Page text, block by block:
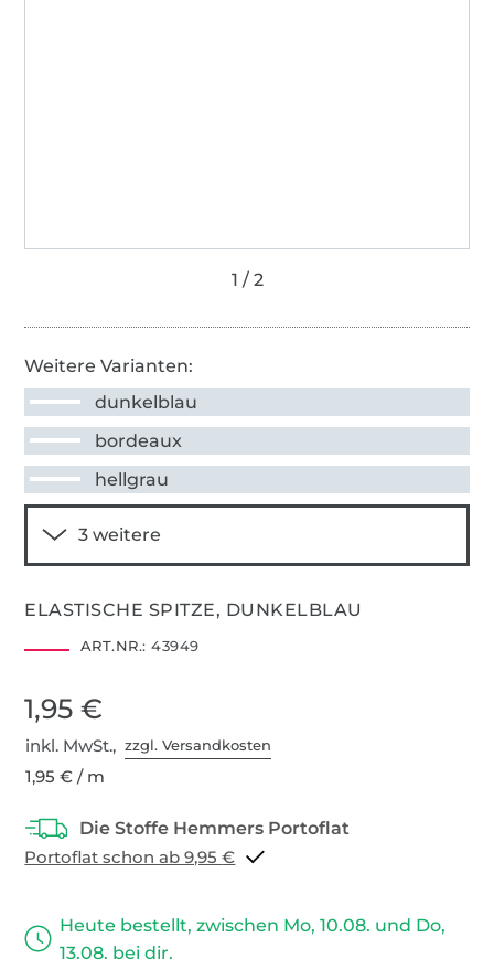
Weitere Varianten:
dunkelblau
bordeaux
hellgrau
ELASTISCHE SPITZE, DUNKELBLAU
ART.NR.: 43949
1,95 €
inkl. MwSt.,zzgl. Versandkosten
1,95 € / m
Portoflat schon ab 9,95 €
Heute bestellt, zwischen Mo, 10.08. und Do,
13.08. bei dir.